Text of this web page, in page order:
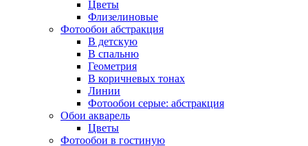
Цветы
Флизелиновые
Фотообои абстракция
В детскую
В спальню
Геометрия
В коричневых тонах
Линии
Фотообои серые: абстракция
Обои акварель
Цветы
Фотообои в гостиную